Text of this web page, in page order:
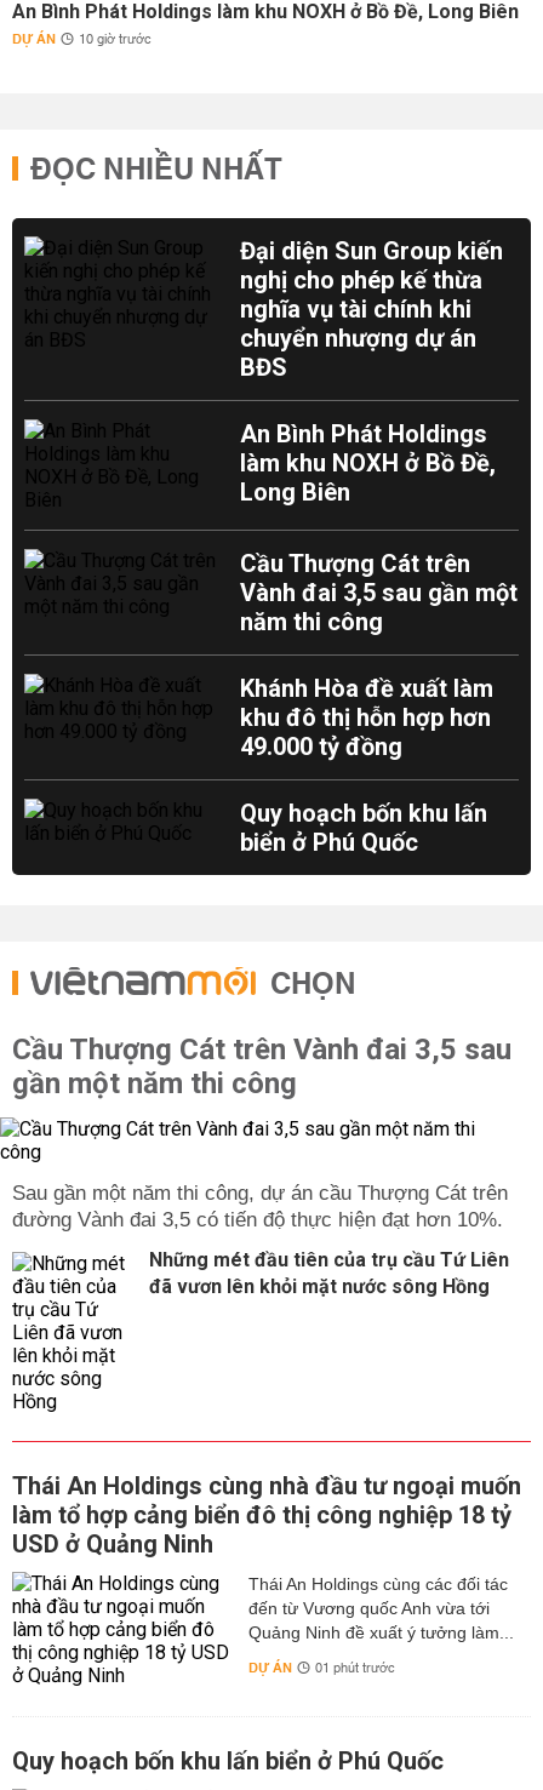
An Bình Phát Holdings làm khu NOXH ở Bồ Đề, Long Biên
DỰ ÁN 10 giờ trước
ĐỌC NHIỀU NHẤT
Đại diện Sun Group kiến
nghị cho phép kế thừa
nghĩa vụ tài chính khi
chuyển nhượng dự án
BĐS
An Bình Phát Holdings
làm khu NOXH ở Bồ Đề,
Long Biên
Cầu Thượng Cát trên
Vành đai 3,5 sau gần một
năm thi công
Khánh Hòa đề xuất làm
khu đô thị hỗn hợp hơn
49.000 tỷ đồng
Quy hoạch bốn khu lấn
biển ở Phú Quốc
CHỌN
Cầu Thượng Cát trên Vành đai 3,5 sau
gần một năm thi công
Sau gần một năm thi công, dự án cầu Thượng Cát trên
đường Vành đai 3,5 có tiến độ thực hiện đạt hơn 10%.
Những mét đầu tiên của trụ cầu Tứ Liên
đã vươn lên khỏi mặt nước sông Hồng
Thái An Holdings cùng nhà đầu tư ngoại muốn
làm tổ hợp cảng biển đô thị công nghiệp 18 tỷ
USD ở Quảng Ninh
Thái An Holdings cùng các đối tác
đến từ Vương quốc Anh vừa tới
Quảng Ninh đề xuất ý tưởng làm...
DỰ ÁN 01 phút trước
Quy hoạch bốn khu lấn biển ở Phú Quốc